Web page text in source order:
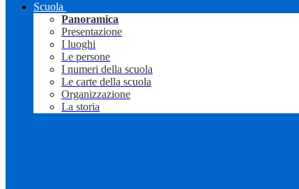
Scuola
Panoramica
Presentazione
I luoghi
Le persone
I numeri della scuola
Le carte della scuola
Organizzazione
La storia